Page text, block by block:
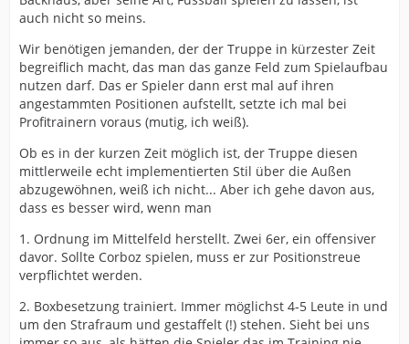
auch nicht so meins.
Wir benötigen jemanden, der der Truppe in kürzester Zeit
begreiflich macht, das man das ganze Feld zum Spielaufbau
nutzen darf. Das er Spieler dann erst mal auf ihren
angestammten Positionen aufstellt, setzte ich mal bei
Profitrainern voraus (mutig, ich weiß).
Ob es in der kurzen Zeit möglich ist, der Truppe diesen
mittlerweile echt implementierten Stil über die Außen
abzugewöhnen, weiß ich nicht... Aber ich gehe davon aus,
dass es besser wird, wenn man
1. Ordnung im Mittelfeld herstellt. Zwei 6er, ein offensiver
davor. Sollte Corboz spielen, muss er zur Positionstreue
verpflichtet werden.
2. Boxbesetzung trainiert. Immer möglichst 4-5 Leute in und
um den Strafraum und gestaffelt (!) stehen. Sieht bei uns